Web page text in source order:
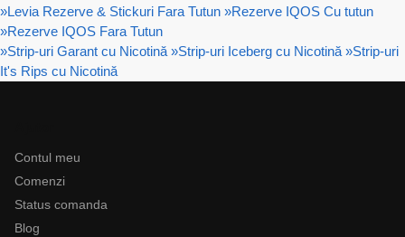
»Levia Rezerve & Stickuri Fara Tutun »Rezerve IQOS Cu tutun
»Rezerve IQOS Fara Tutun
»Strip-uri Garant cu Nicotină »Strip-uri Iceberg cu Nicotină »Strip-uri
It's Rips cu Nicotină
Contul meu
Comenzi
Status comanda
Blog